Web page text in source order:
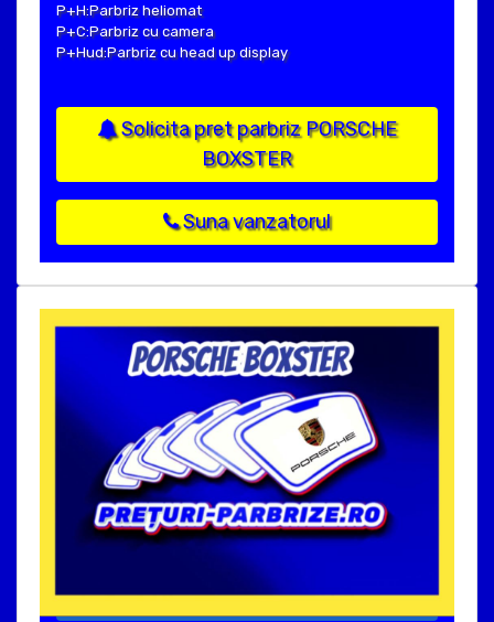
P+H:Parbriz heliomat
P+C:Parbriz cu camera
P+Hud:Parbriz cu head up display
Solicita pret parbriz PORSCHE
BOXSTER
Suna vanzatorul